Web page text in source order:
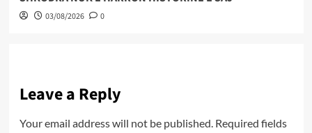
03/08/2026 0
Leave a Reply
Your email address will not be published. Required fields